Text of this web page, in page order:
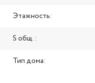
Этажность:
S общ. :
Тип дома: